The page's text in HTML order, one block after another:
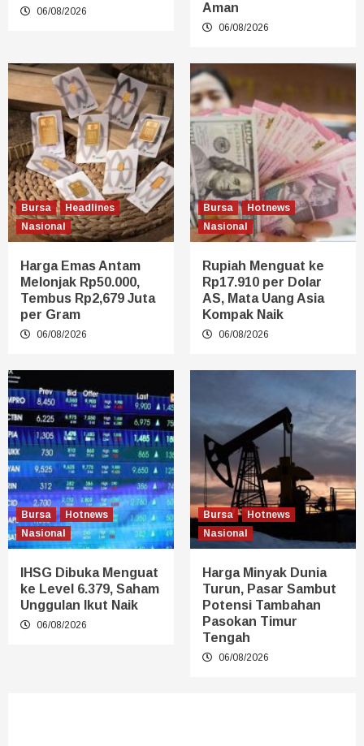
06/08/2026
Aman
06/08/2026
Bursa
Headlines
Nasional
Harga Emas Antam
Melonjak Rp50.000,
Tembus Rp2,679 Juta
per Gram
06/08/2026
Bursa
Hotnews
Nasional
Rupiah Menguat ke
Rp17.910 per Dolar
AS, Mata Uang Asia
Kompak Naik
06/08/2026
Bursa
Hotnews
Nasional
IHSG Dibuka Menguat
ke Level 6.379, Saham
Unggulan Ikut Naik
06/08/2026
Bursa
Hotnews
Nasional
Harga Minyak Dunia
Turun, Pasar Sambut
Potensi Tambahan
Pasokan Timur
Tengah
06/08/2026